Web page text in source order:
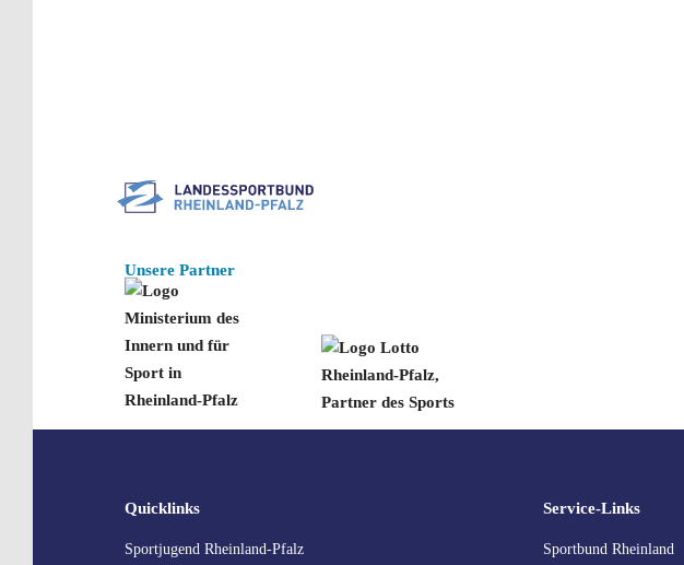
Unsere Partner
SEO
Quicklinks
Sportjugend Rheinland-Pfalz
Service-Links
Sportbund Rheinland